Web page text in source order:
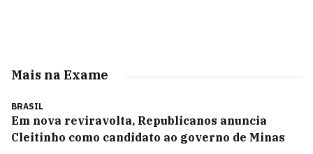
Mais na Exame
BRASIL
Em nova reviravolta, Republicanos anuncia
Cleitinho como candidato ao governo de Minas